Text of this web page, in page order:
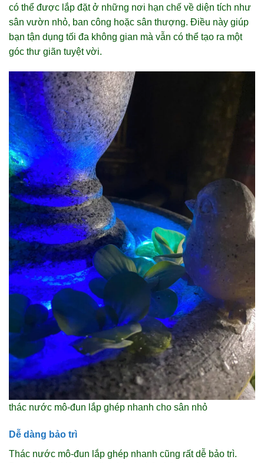
có thể được lắp đặt ở những nơi hạn chế về diện tích như
sân vườn nhỏ, ban công hoặc sân thượng. Điều này giúp
bạn tận dụng tối đa không gian mà vẫn có thể tạo ra một
góc thư giãn tuyệt vời.
thác nước mô-đun lắp ghép nhanh cho sân nhỏ
Dễ dàng bảo trì
Thác nước mô-đun lắp ghép nhanh cũng rất dễ bảo trì.